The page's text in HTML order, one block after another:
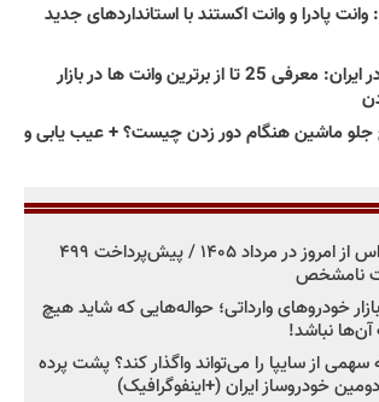
وانت پادرا و وانت اکستند با استانداردهای جدید
بهترین وانت ها در ایران: معرفی 25 تا از برترین وانت ها در بازار
ماشین هنگام دور زدن چیست؟ + عیب یابی و
فروش کوییک اس از امروز در مرداد ۱۴۰۵ / پیش‌پرداخت ۴۹۹
نامشخص
خودروهای وارداتی؛ حواله‌هایی که شاید هیچ
نباشد!
از سایپا را می‌تواند واگذار کند؟ پشت پرده
خودروساز ایران (+اینفوگرافیک)